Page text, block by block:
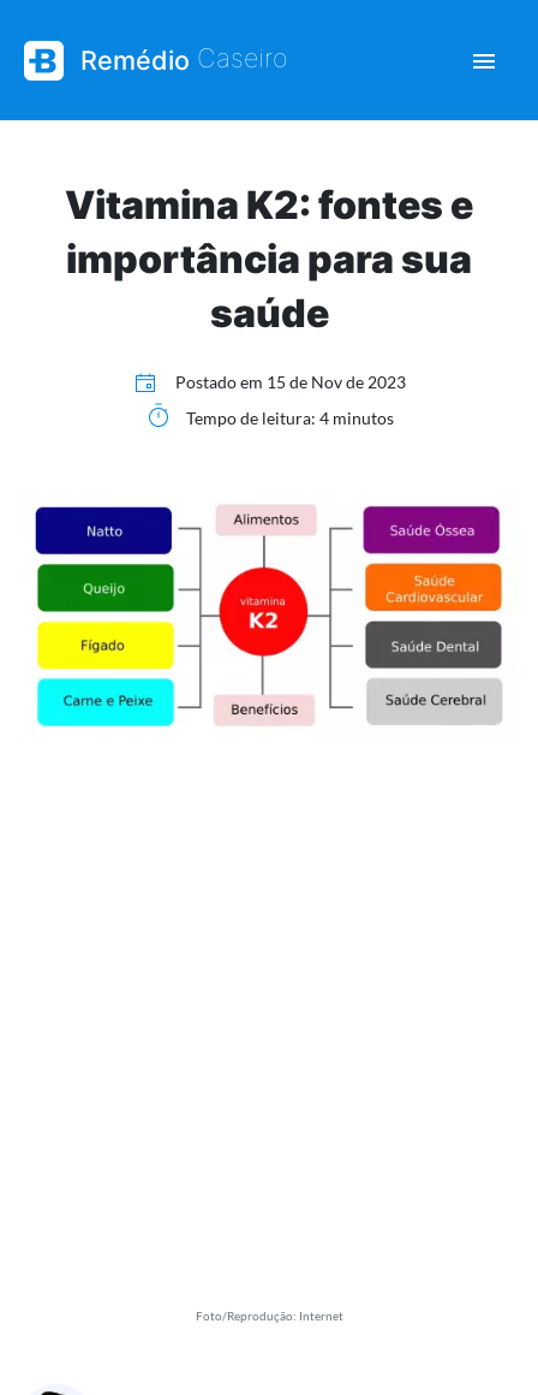
Remédio Caseiro | Saúde e bem-
Vitamina K2: fontes e
importância para sua
saúde
Postado em 15 de Nov de 2023
Tempo de leitura: 4 minutos
Foto/Reprodução: Internet